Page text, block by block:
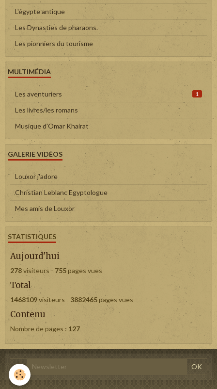
L'égypte antique
Les Dynasties de pharaons.
Les pionniers du tourisme
MULTIMÉDIA
Les aventuriers 1
Les livres/les romans
Musique d'Omar Khairat
GALERIE VIDÉOS
Louxor j'adore
Christian Leblanc Egyptologue
Mes amis de Louxor
STATISTIQUES
Aujourd'hui
278visiteurs - 755pages vues
Total
1468109visiteurs - 3882465pages vues
Contenu
Nombre de pages : 127